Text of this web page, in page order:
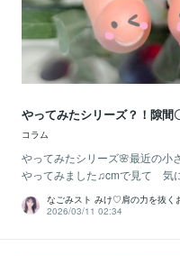
やってみたシリーズ？！隙間
コラム
やってみたシリーズ🌸最近の小
やってみました♫cmで見て 気
なごみスト みけ♡肩の力を抜く
2026/03/11 02:34